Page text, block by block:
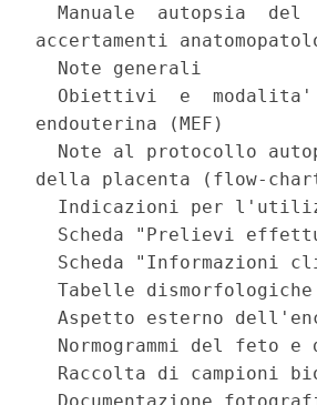
Manuale  autopsia  del
accertamenti
  Note generali
Obiettivi  e
endouterina (MEF)
Note al protocollo
della placenta (flow-
Indicazioni per
Scheda "Prelievi
Scheda "Informazioni
Tabelle
Aspetto esterno
Normogrammi del feto e
Raccolta di campioni
Documentazione